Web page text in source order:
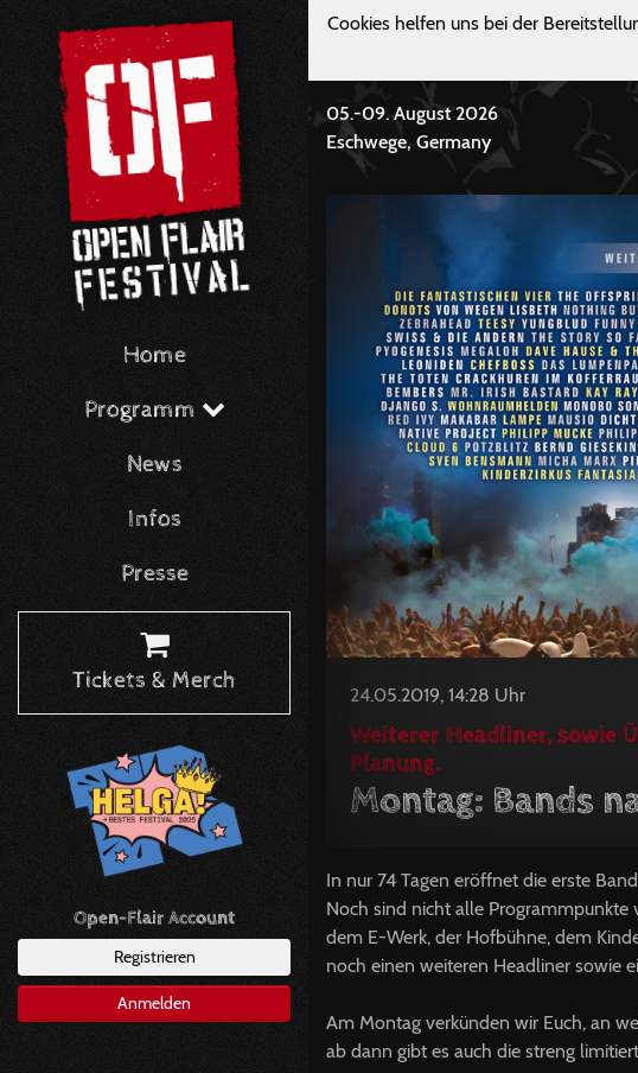
Home
Programm
News
Infos
Presse
Tickets & Merch
Open-Flair Account
Registrieren
Anmelden
Cookies helfen uns bei der
05.-09. August 2026
Eschwege, Germany
24.05.2019, 14:28 Uhr
Weiterer Headliner, sowie
Planung.
Montag: Bands
In nur 74 Tagen eröffnet die erste
Noch sind nicht alle
dem E-Werk, der Hofbühne, dem
noch einen weiteren Headliner sowie
Am Montag verkünden wir Euch, an
ab dann gibt es auch die streng